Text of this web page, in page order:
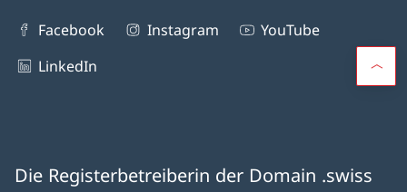
Facebook Instagram
YouTube
LinkedIn
Die Registerbetreiberin der Domain .swiss